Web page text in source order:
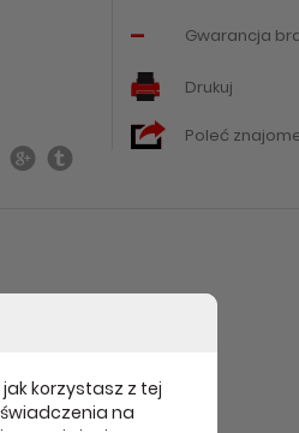
- Gwarancja
Drukuj
Poleć
korzystasz z tej
na